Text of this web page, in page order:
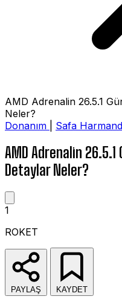
AMD Adrenalin 26.5.1
Neler?
Donanım
Safa
AMD Adrenalin 26.5.1
Detaylar Neler?
1
ROKET
PAYLAŞ KAYDET